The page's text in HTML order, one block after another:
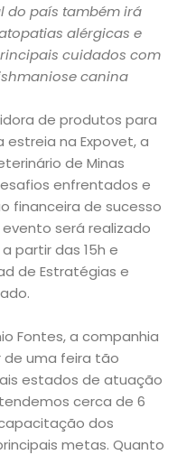
do país também irá
alérgicas e
cuidados com
canina
de produtos para
estreia na Expovet, a
de Minas
enfrentados e
financeira de sucesso
será realizado
partir das 15h e
de Estratégias e
Fontes, a companhia
de uma feira tão
estados de atuação
cerca de 6
dos
metas. Quanto